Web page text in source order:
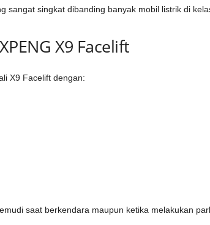
sangat singkat dibanding banyak mobil listrik di
X9 Facelift
X9 Facelift dengan:
saat berkendara maupun ketika melakukan